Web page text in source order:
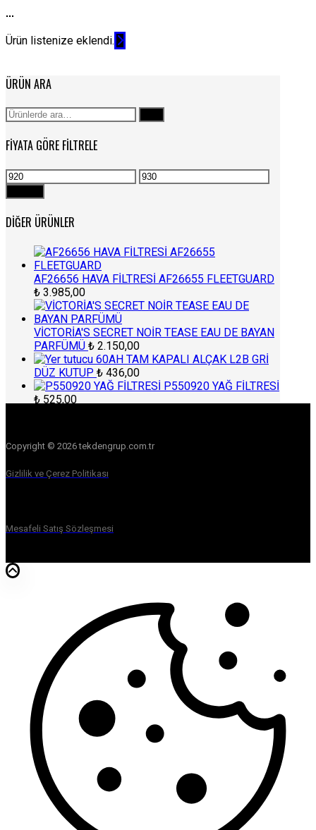
...
Ürün listenize eklendi.
ÜRÜN ARA
Ara:
FIYATA GÖRE FILTRELE
En
düşük
fiyat
En
yüksek
DIĞER ÜRÜNLER
AF26656 HAVA FİLTRESİ AF26655 FLEETGUARD
₺ 3.985,00
VİCTORİA'S SECRET NOİR TEASE EAU DE BAYAN
PARFÜMÜ ₺ 2.150,00
60AH TAM KAPALI ALÇAK L2B GRİ
DÜZ KUTUP ₺ 436,00
P550920 YAĞ FİLTRESİ
₺ 525,00
Copyright © 2026 tekdengrup.com.tr
Gizlilik ve Çerez Politikası
Mesafeli Satış Sözleşmesi